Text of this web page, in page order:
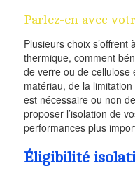
Parlez-en avec
Plusieurs choix
thermique, comment
de verre ou de cellulose
matériau, de la limitation
est nécessaire ou non
proposer l’isolation de
performances plus
Éligibilité